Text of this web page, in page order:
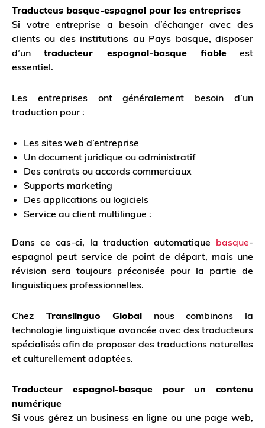
Traducteus basque-espagnol pour les entreprises
Si votre entreprise a besoin d’échanger avec des
clients ou des institutions au Pays basque, disposer
d’untraducteur espagnol-basque fiableest
essentiel.
Les entreprises ont généralement besoin d’un
traduction pour :
Les sites web d’entreprise
Un document juridique ou administratif
Des contrats ou accords commerciaux
Supports marketing
Des applications ou logiciels
Service au client multilingue :
Dans ce cas-ci, la traduction automatique basque-
espagnol peut service de point de départ, mais une
révision sera toujours préconisée pour la partie de
linguistiques professionnelles.
Chez Translinguo Global nous combinons la
technologie linguistique avancée avec des traducteurs
spécialisés afin de proposer des traductions naturelles
et culturellement adaptées.
Traducteur espagnol-basque pour un contenu
numérique
Si vous gérez un business en ligne ou une page web,